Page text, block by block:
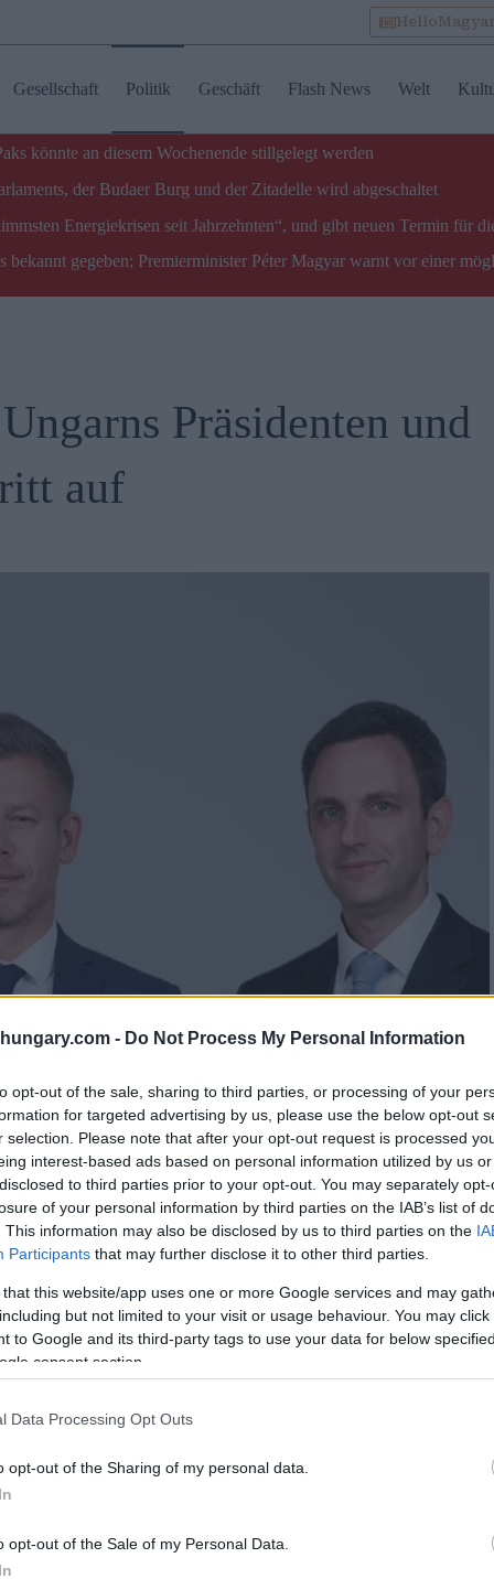
- Do Not Process My Personal Information
opt-out of the sale, sharing to third parties, or processing of your
for targeted advertising by us, please use the below opt-out
selection. Please note that after your opt-out request is processed
interest-based ads based on personal information utilized by us
to third parties prior to your opt-out. You may separately
of your personal information by third parties on the IAB’s list of
This information may also be disclosed by us to third parties on the
Participants that may further disclose it to other third parties.
that this website/app uses one or more Google services and may
but not limited to your visit or usage behaviour. You may
to Google and its third-party tags to use your data for below
consent section.
Data Processing Opt Outs
opt-out of the Sharing of my personal data.
opt-out of the Sale of my Personal Data.
HelloMagyar
Gesellschaft Politik Geschäft Flash News Welt
könnte an diesem Wochenende stillgelegt werden
der Budaer Burg und der Zitadelle wird abgeschaltet
Energiekrisen seit Jahrzehnten“, und gibt neuen Termin für
gegeben; Premierminister Péter Magyar warnt vor einer
Präsidenten und
auf